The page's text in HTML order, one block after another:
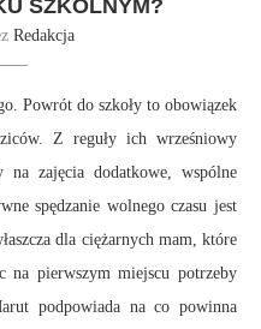
SZKOLNYM?
Redakcja
Powrót do szkoły to obowiązek
Z reguły ich wrześniowy
zajęcia dodatkowe, wspólne
spędzanie wolnego czasu jest
dla ciężarnych mam, które
na pierwszym miejscu potrzeby
podpowiada na co powinna